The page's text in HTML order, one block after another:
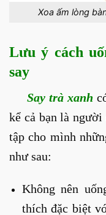
Xoa ấm lòng
Lưu ý cách
say
Say trà xanh
kể cả bạn là
tập cho mình
như sau:
Không nên
thích đặc biệt